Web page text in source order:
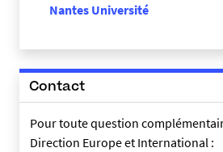
Nantes Université
Contact
Pour toute question
Direction Europe et International :